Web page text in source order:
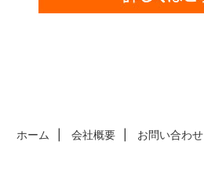
ホーム 会社概要 お問い合わせ